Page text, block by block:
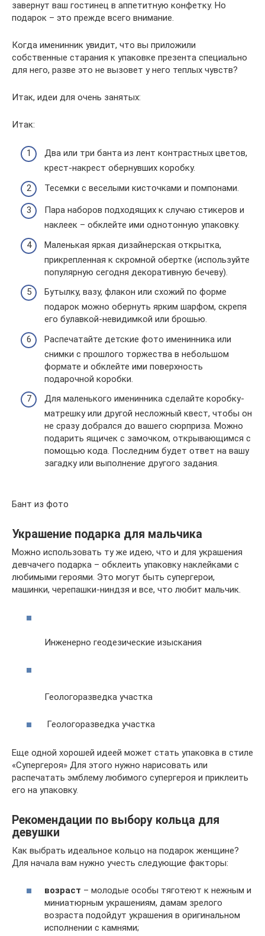
завернут ваш гостинец в аппетитную конфетку. Но
подарок – это прежде всего внимание.
Когда именинник увидит, что вы приложили
собственные старания к упаковке презента специально
для него, разве это не вызовет у него теплых чувств?
Итак, идеи для очень занятых:
Итак:
Два или три банта из лент контрастных цветов,
крест-накрест обернувших коробку.
Тесемки с веселыми кисточками и помпонами.
Пара наборов подходящих к случаю стикеров и
наклеек – обклейте ими однотонную упаковку.
Маленькая яркая дизайнерская открытка,
прикрепленная к скромной обертке (используйте
популярную сегодня декоративную бечеву).
Бутылку, вазу, флакон или схожий по форме
подарок можно обернуть ярким шарфом, скрепя
его булавкой-невидимкой или брошью.
Распечатайте детские фото именинника или
снимки с прошлого торжества в небольшом
формате и обклейте ими поверхность
подарочной коробки.
Для маленького именинника сделайте коробку-
матрешку или другой несложный квест, чтобы он
не сразу добрался до вашего сюрприза. Можно
подарить ящичек с замочком, открывающимся с
помощью кода. Последним будет ответ на вашу
загадку или выполнение другого задания.
Бант из фото
Украшение подарка для мальчика
Можно использовать ту же идею, что и для украшения
девчачего подарка – обклеить упаковку наклейками с
любимыми героями. Это могут быть супергерои,
машинки, черепашки-ниндзя и все, что любит мальчик.
Инженерно геодезические изыскания
Геологоразведка участка
Геологоразведка участка
Еще одной хорошей идеей может стать упаковка в стиле
«Супергероя» Для этого нужно нарисовать или
распечатать эмблему любимого супергероя и приклеить
его на упаковку.
Рекомендации по выбору кольца для
девушки
Как выбрать идеальное кольцо на подарок женщине?
Для начала вам нужно учесть следующие факторы:
возраст – молодые особы тяготеют к нежным и
миниатюрным украшениям, дамам зрелого
возраста подойдут украшения в оригинальном
исполнении с камнями;